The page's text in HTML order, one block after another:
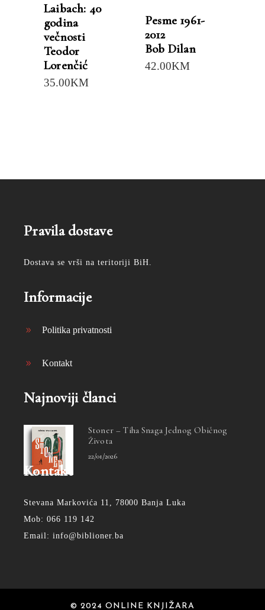
Laibach: 40
godina
večnosti
Teodor
Lorenčić
35.00KM
Pesme 1961-
2012
Bob Dilan
42.00KM
Pravila dostave
Dostava se vrši na teritoriji BiH.
Informacije
Politika privatnosti
Kontakt
Najnoviji članci
Stoner – Tiha Snaga Jednog Običnog
Života
22/01/2026
Kontakt
Stevana Markovića 11, 78000 Banja Luka
Mob: 066 119 142
Email: info@biblioner.ba
© 2024 ONLINE KNJIŽARA